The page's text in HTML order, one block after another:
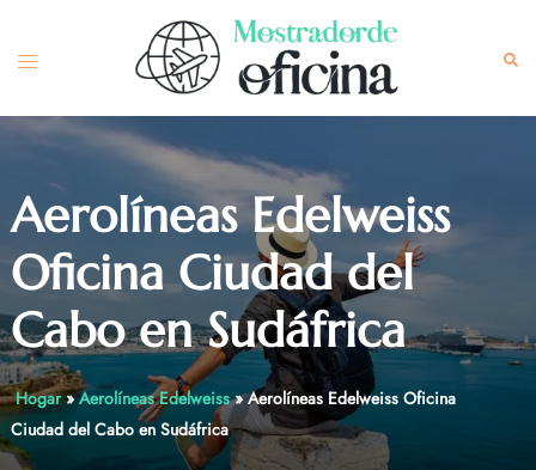
content
Toggle
Aerolíneas Edelweiss
Oficina Ciudad del
Cabo en Sudáfrica
Hogar»Aerolíneas Edelweiss»Aerolíneas Edelweiss Oficina
Ciudad del Cabo en Sudáfrica